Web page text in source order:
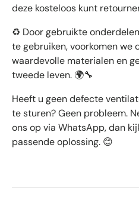
deze kosteloos kunt
♻️ Door gebruikte
te gebruiken, voorkomen we
waardevolle materialen en
tweede leven. 🌍🔧
Heeft u geen defecte
te sturen? Geen probleem.
ons op via WhatsApp, dan
passende oplossing. 😊